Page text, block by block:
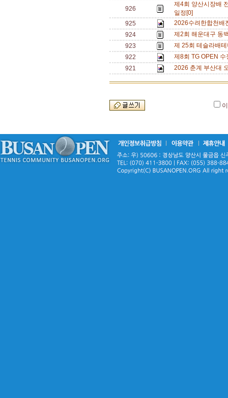
926
제4회 양산시장배
일정[0]
925
2026수려한합천배
924
제2회 해운대구 동
923
제 25회 테슬라배
922
제8회 TG OPEN
921
2026 춘계 부산대